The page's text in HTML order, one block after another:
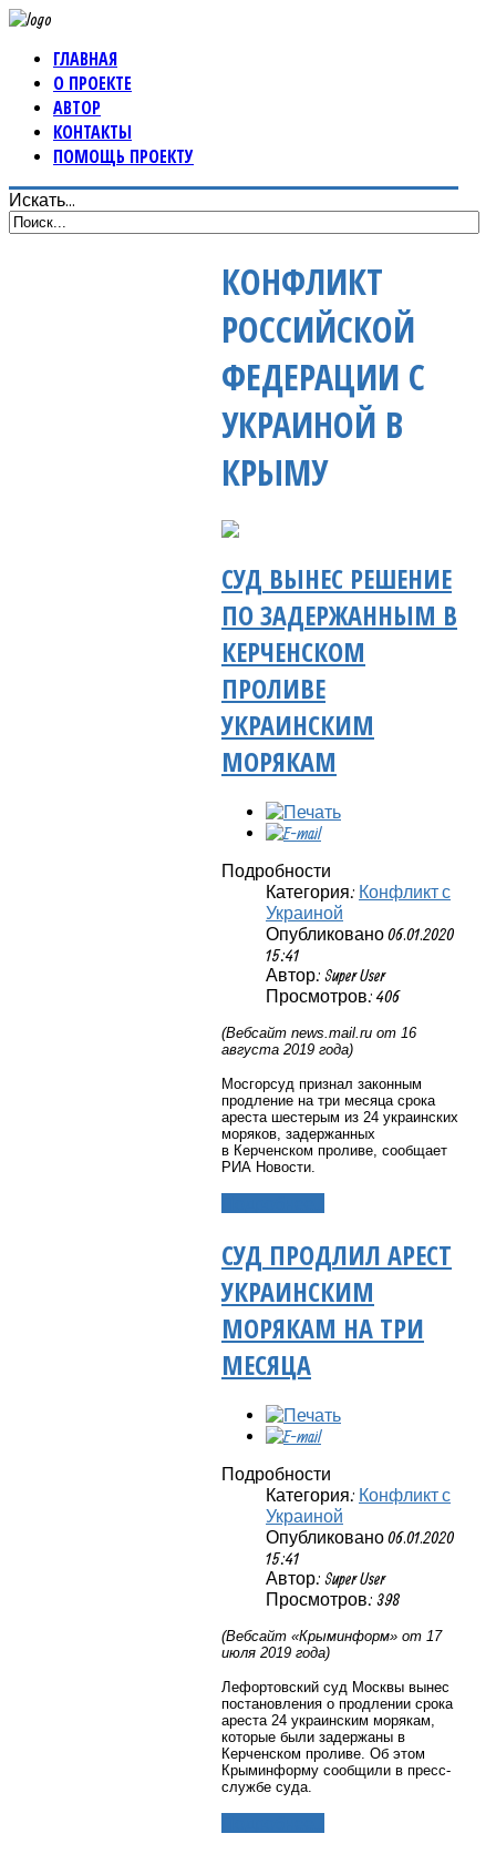
ГЛАВНАЯ
О ПРОЕКТЕ
АВТОР
КОНТАКТЫ
ПОМОЩЬ ПРОЕКТУ
Искать...
КОНФЛИКТ
РОССИЙСКОЙ
ФЕДЕРАЦИИ С
УКРАИНОЙ В
КРЫМУ
СУД ВЫНЕС РЕШЕНИЕ
ПО ЗАДЕРЖАННЫМ В
КЕРЧЕНСКОМ
ПРОЛИВЕ
УКРАИНСКИМ
МОРЯКАМ
Подробности
Категория: Конфликт с
Украиной
Опубликовано 06.01.2020
15:41
Автор: Super User
Просмотров: 406
(Вебсайт news mail ru от 16
августа 2019 года)
Мосгорсуд признал законным
продление на три месяца срока
ареста шестерым из 24 украинских
моряков, задержанных
в Керченском проливе, сообщает
РИА Новости.
СУД ПРОДЛИЛ АРЕСТ
УКРАИНСКИМ
МОРЯКАМ НА ТРИ
МЕСЯЦА
Подробности
Категория: Конфликт с
Украиной
Опубликовано 06.01.2020
15:41
Автор: Super User
Просмотров: 398
(Вебсайт «Крыминформ» от 17
июля 2019 года)
Лефортовский суд Москвы вынес
постановления о продлении срока
ареста 24 украинским морякам,
которые были задержаны в
Керченском проливе. Об этом
Крыминформу сообщили в пресс-
службе суда.